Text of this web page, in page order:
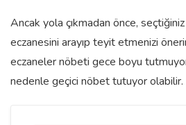
Ancak yola çıkmadan önce,
eczanesini arayıp teyit etmenizi
eczaneler nöbeti gece boyu
nedenle geçici nöbet tutuyor olabilir.